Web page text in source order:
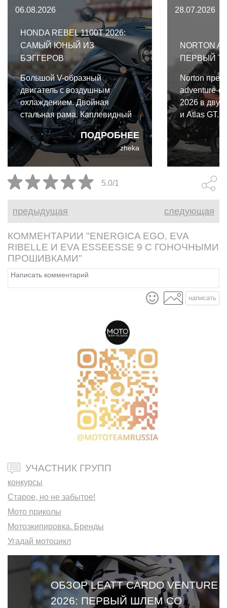
06.08.2026
HONDA REBEL 1100T 2026:
САМЫЙ ЮНЫЙ ИЗ
БЭГГЕРОВ
ПОДРОБНЕЕ
Большой V-образный
двигатель с воздушным
охлаждением. Двойная
стальная рама. Каплевидный
бензобак. Штанги толкателей.
Оребрение цилиндров.
Платформы для ног. И,
конечно, мощная
аудиосистема. Таков
традиционный портрет
классического бэггера. Именно
таким Honda Rebel 1100T 2026
не является ни на йоту.
zheka
28.07.2026
NORTON
ПЕРВЫЙ
Norton
adventure-
2026 в двух
и Atlas GT.
одной
важными
5.0/1
предыдущая следующая
КОММЕНТАРИИ "ENERGICA EGO, EVA
RIBELLE И EVA ESSEESSE 9 С ГОНОЧНЫМИ
ПРОШИВКАМИ"
написать
УЧАСТНИК ГРУПП
конкурсы
Старое, но не забытое!
Мото приколы
Мотоэкипировка. Бренды
Угадай мотоцикл
ОБЗОР LEATT CARDO VENTURE
2026: ПЕРВЫЙ ШЛЕМ СО